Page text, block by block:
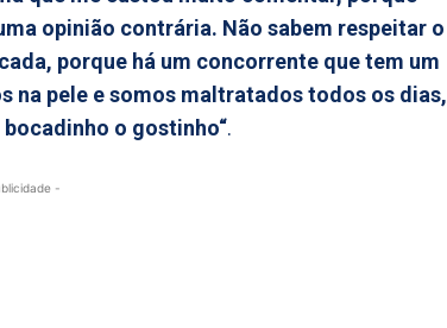
opinião contrária. Não sabem respeitar o
porque há um concorrente que tem um
na pele e somos maltratados todos os dias,
o gostinho“.
-